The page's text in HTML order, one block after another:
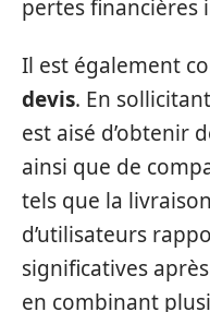
pertes financières
Il est également
devis. En
est aisé d’obtenir
ainsi que de
tels que la
d’utilisateurs
significatives
en combinant